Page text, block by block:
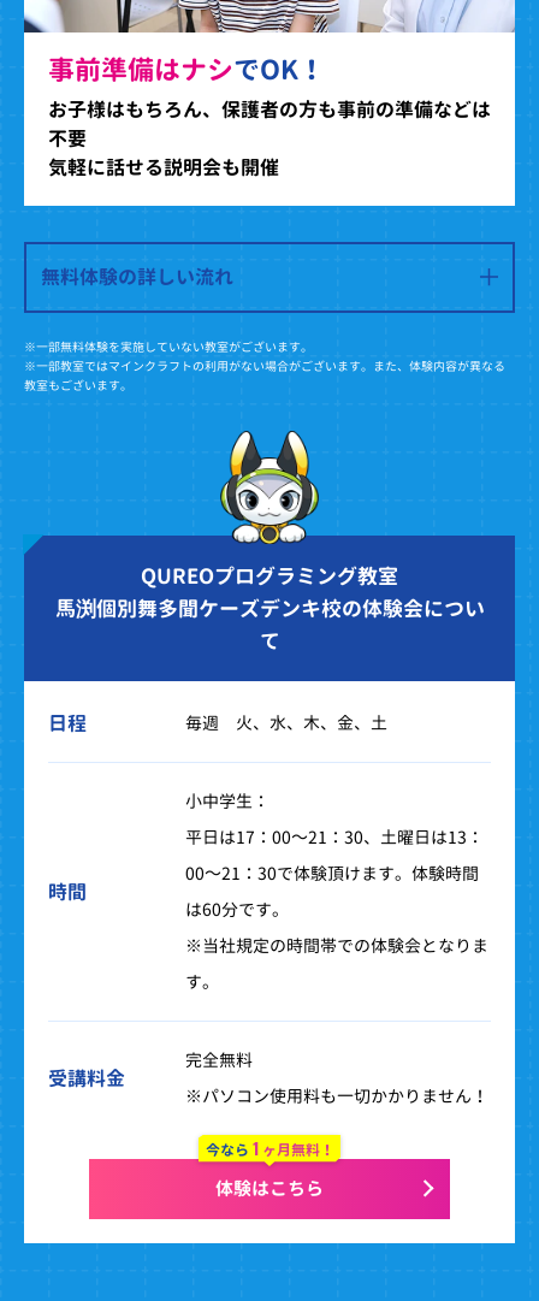
事前準備はナシでOK！
お子様はもちろん、保護者の方も事前の準備などは
不要
気軽に話せる説明会も開催
無料体験の詳しい流れ
※一部無料体験を実施していない教室がございます。
※一部教室ではマインクラフトの利用がない場合がございます。また、体験内容が異なる
教室もございます。
QUREOプログラミング教室
馬渕個別舞多聞ケーズデンキ校の体験会につい
て
日程 毎週 火、水、木、金、土
時間
小中学生：
平日は17：00～21：30、土曜日は13：
00～21：30で体験頂けます。体験時間
は60分です。
※当社規定の時間帯での体験会となりま
す。
受講料金
完全無料
※パソコン使用料も一切かかりません！
今なら 1 ヶ月無料！
体験はこちら